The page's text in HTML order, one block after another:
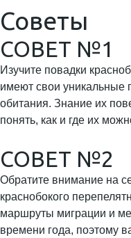
Советы
СОВЕТ №1
Изучите повадки
имеют свои уникальные
обитания. Знание их
понять, как и где их
СОВЕТ №2
Обратите внимание на
краснобокого
маршруты миграции и
времени года, поэтому